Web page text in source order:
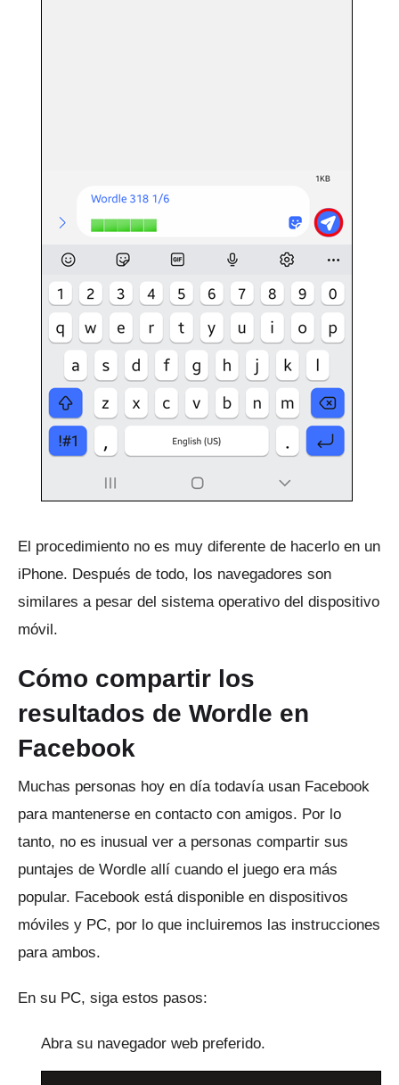
El procedimiento no es muy diferente de hacerlo en un
iPhone. Después de todo, los navegadores son
similares a pesar del sistema operativo del dispositivo
móvil.
Cómo compartir los
resultados de Wordle en
Facebook
Muchas personas hoy en día todavía usan Facebook
para mantenerse en contacto con amigos. Por lo
tanto, no es inusual ver a personas compartir sus
puntajes de Wordle allí cuando el juego era más
popular. Facebook está disponible en dispositivos
móviles y PC, por lo que incluiremos las instrucciones
para ambos.
En su PC, siga estos pasos:
Abra su navegador web preferido.